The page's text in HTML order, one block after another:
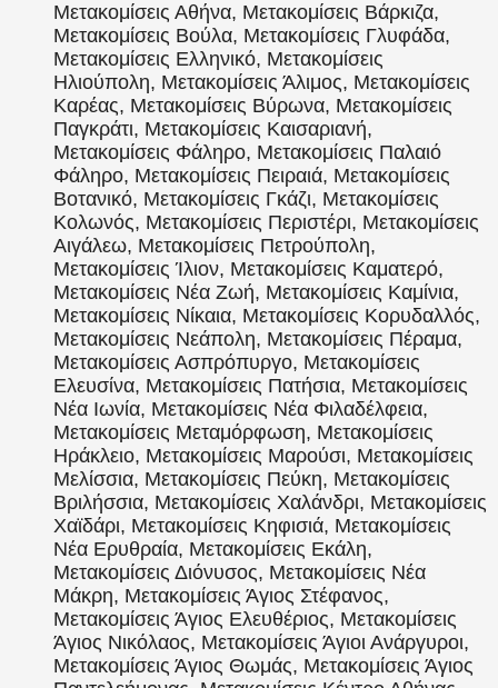
Μετακομίσεις Αθήνα, Μετακομίσεις Βάρκιζα,
Μετακομίσεις Βούλα, Μετακομίσεις Γλυφάδα,
Μετακομίσεις Ελληνικό, Μετακομίσεις
Ηλιούπολη, Μετακομίσεις Άλιμος, Μετακομίσεις
Καρέας, Μετακομίσεις Βύρωνα, Μετακομίσεις
Παγκράτι, Μετακομίσεις Καισαριανή,
Μετακομίσεις Φάληρο, Μετακομίσεις Παλαιό
Φάληρο, Μετακομίσεις Πειραιά, Μετακομίσεις
Βοτανικό, Μετακομίσεις Γκάζι, Μετακομίσεις
Κολωνός, Μετακομίσεις Περιστέρι, Μετακομίσεις
Αιγάλεω, Μετακομίσεις Πετρούπολη,
Μετακομίσεις Ίλιον, Μετακομίσεις Καματερό,
Μετακομίσεις Νέα Ζωή, Μετακομίσεις Καμίνια,
Μετακομίσεις Νίκαια, Μετακομίσεις Κορυδαλλός,
Μετακομίσεις Νεάπολη, Μετακομίσεις Πέραμα,
Μετακομίσεις Ασπρόπυργο, Μετακομίσεις
Ελευσίνα, Μετακομίσεις Πατήσια, Μετακομίσεις
Νέα Ιωνία, Μετακομίσεις Νέα Φιλαδέλφεια,
Μετακομίσεις Μεταμόρφωση, Μετακομίσεις
Ηράκλειο, Μετακομίσεις Μαρούσι, Μετακομίσεις
Μελίσσια, Μετακομίσεις Πεύκη, Μετακομίσεις
Βριλήσσια, Μετακομίσεις Χαλάνδρι, Μετακομίσεις
Χαϊδάρι, Μετακομίσεις Κηφισιά, Μετακομίσεις
Νέα Ερυθραία, Μετακομίσεις Εκάλη,
Μετακομίσεις Διόνυσος, Μετακομίσεις Νέα
Μάκρη, Μετακομίσεις Άγιος Στέφανος,
Μετακομίσεις Άγιος Ελευθέριος, Μετακομίσεις
Άγιος Νικόλαος, Μετακομίσεις Άγιοι Ανάργυροι,
Μετακομίσεις Άγιος Θωμάς, Μετακομίσεις Άγιος